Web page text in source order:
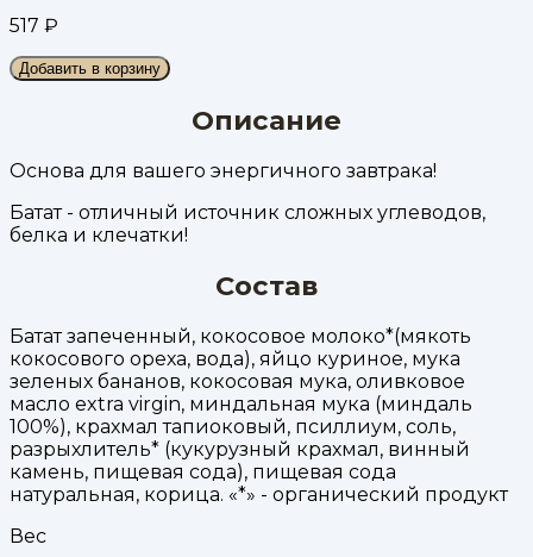
517 ₽
Добавить в корзину
Описание
Основа для вашего энергичного завтрака!
Батат - отличный источник сложных углеводов,
белка и клечатки!
Состав
Батат запеченный, кокосовое молоко*(мякоть
кокосового ореха, вода), яйцо куриное, мука
зеленых бананов, кокосовая мука, оливковое
масло extra virgin, миндальная мука (миндаль
100%), крахмал тапиоковый, псиллиум, соль,
разрыхлитель* (кукурузный крахмал, винный
камень, пищевая сода), пищевая сода
натуральная, корица. «*» - органический продукт
Вес